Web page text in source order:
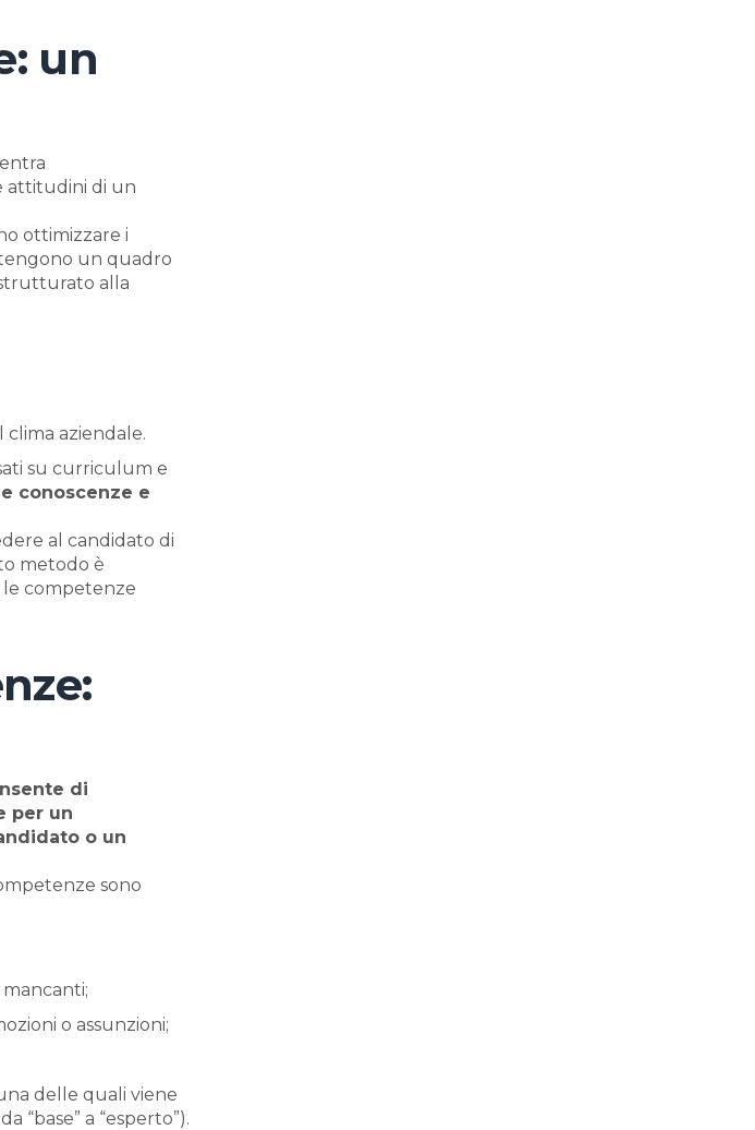
un
attitudini di un
ottimizzare i
un quadro
alla
aziendale.
su curriculum e
conoscenze e
al candidato di
metodo è
competenze
di
per un
o un
sono
o assunzioni;
delle quali viene
“base” a “esperto”).